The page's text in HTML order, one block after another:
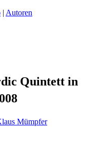
| Autoren
Quintett in
Mümpfer